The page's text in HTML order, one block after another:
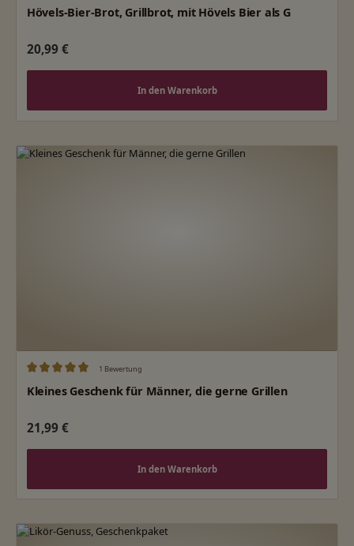
Hövels-Bier-Brot, Grillbrot, mit Hövels Bier als G
Regulärer Preis:
20,99 €
In den Warenkorb
1 Bewertung
Kleines Geschenk für Männer, die gerne Grillen
Regulärer Preis:
21,99 €
In den Warenkorb